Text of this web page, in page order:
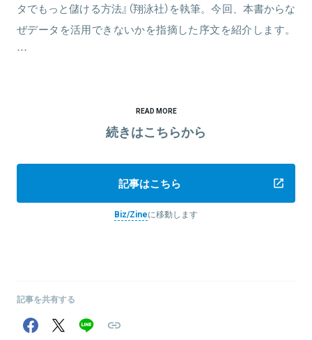
タでもっと儲ける方法』（翔泳社）を執筆。今回、本書からな
ぜデータを活用できないかを指摘した序文を紹介します。
…
READ MORE
続きはこちらから
記事はこちら
Biz/Zineに移動します
記事を共有する